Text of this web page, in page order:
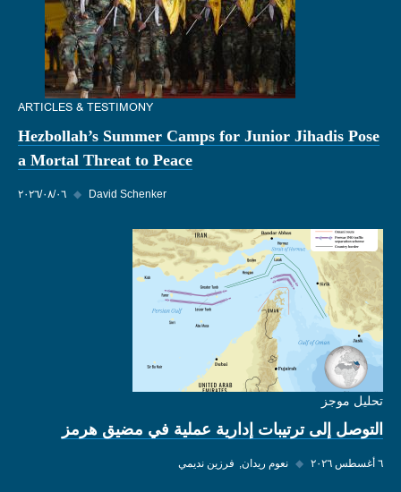
ARTICLES & TESTIMONY
Hezbollah’s Summer Camps for Junior Jihadis Pose
a Mortal Threat to Peace
٠٦‏/٠٨‏/٢٠٢٦ ◆ David Schenker
تحليل موجز
التوصل إلى ترتيبات إدارية عملية في مضيق هرمز
٦ أغسطس ٢٠٢٦ ◆ نعوم ريدان فرزين نديمي